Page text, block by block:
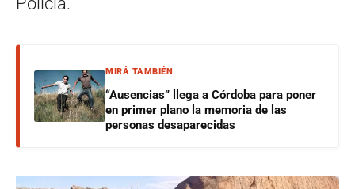
MIRÁ TAMBIÉN
“Ausencias” llega a Córdoba para poner
en primer plano la memoria de las
personas desaparecidas